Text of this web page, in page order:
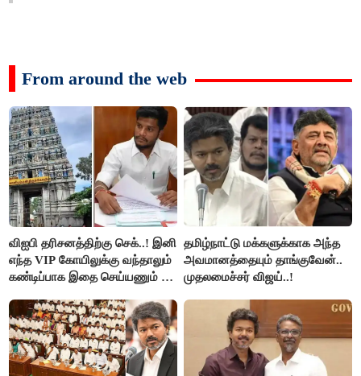
From around the web
விஐபி தரிசனத்திற்கு செக்..! இனி
எந்த VIP கோயிலுக்கு வந்தாலும்
கண்டிப்பாக இதை செய்யணும் -
தமிழ்நாட்டு மக்களுக்காக அந்த
அவமானத்தையும் தாங்குவேன்..
முதலமைச்சர் விஜய்..!